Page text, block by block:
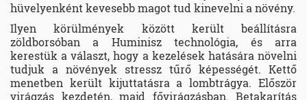
hüvelyenként kevesebb magot tud kinevelni a növény.
Ilyen körülmények között került beállításra
zöldborsóban a Huminisz technológia, és arra
kerestük a választ, hogy a kezelések hatására növelni
tudjuk a növények stressz tűrő képességét. Kettő
menetben került kijuttatásra a lombtrágya. Először
virágzás kezdetén, majd fővirágzásban. Betakarítás